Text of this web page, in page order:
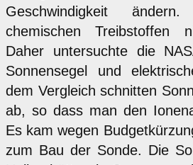
Geschwindigkeit
chemischen Treibstoffen
Daher untersuchte die
Sonnensegel und
dem Vergleich schnitten
ab, so dass man den
Es kam wegen
zum Bau der Sonde. Die